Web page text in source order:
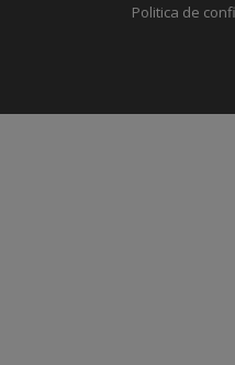
Politica de